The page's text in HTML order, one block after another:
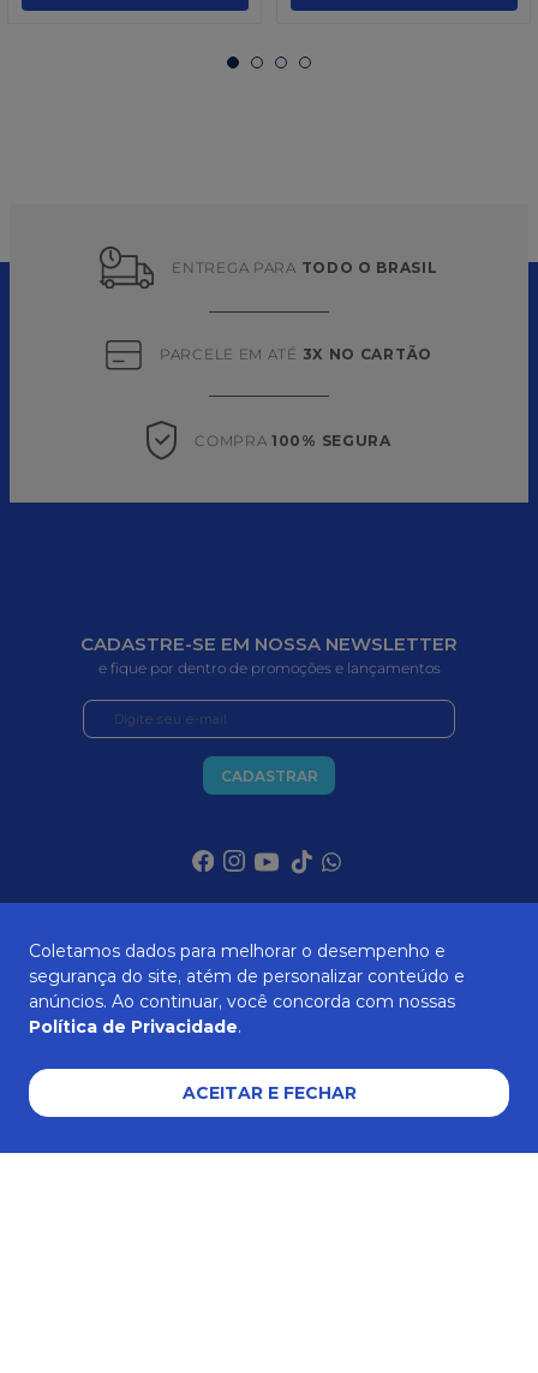
ENTREGA PARA TODO O BRASIL
PARCELE EM ATÉ 3X NO CARTÃO
COMPRA 100% SEGURA
CADASTRE-SE EM NOSSA NEWSLETTER
e fique por dentro de promoções e lançamentos
CADASTRAR
SOBRE NÓS
ATENDIMENTO
Coletamos dados para melhorar o desempenho e
segurança do site, atém de personalizar conteúdo e
anúncios. Ao continuar, você concorda com nossas
Política de Privacidade.
ACEITAR E FECHAR